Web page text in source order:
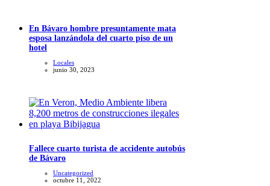
En Bávaro hombre presuntamente mata
esposa lanzándola del cuarto piso de un
hotel
Locales
junio 30, 2023
Fallece cuarto turista de accidente autobús
de Bávaro
Uncategorized
octubre 11, 2022